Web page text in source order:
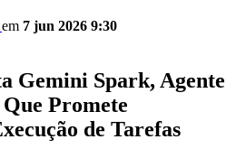
em 7 jun 2026 9:30
Gemini Spark, Agente
Promete
de Tarefas